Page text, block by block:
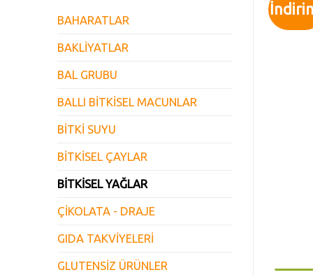
BAHARATLAR
BAKLİYATLAR
BAL GRUBU
BALLI BİTKİSEL MACUNLAR
BİTKİ SUYU
BİTKİSEL ÇAYLAR
BİTKİSEL YAĞLAR
ÇİKOLATA - DRAJE
GIDA TAKVİYELERİ
GLUTENSİZ ÜRÜNLER